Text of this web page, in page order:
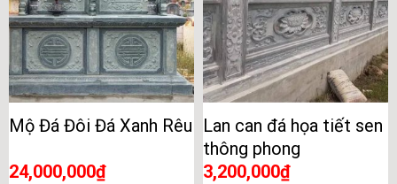
Mộ Đá Đôi Đá Xanh Rêu
24,000,000₫
Lan can đá họa tiết sen
thông phong
3,200,000₫